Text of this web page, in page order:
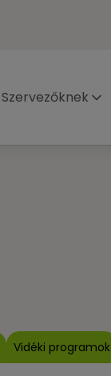
Szervezőknek
Vidéki programok